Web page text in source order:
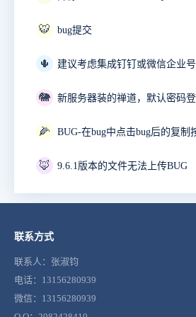
🐯 bug提交
🌵 建议考虑集成钉钉或微信企业号
🐘
🌽
🦊 9.6.1版本的文件无法上传BUG
联系方式
联系人：张淑钧
电话：13156280939
微信：13156280939